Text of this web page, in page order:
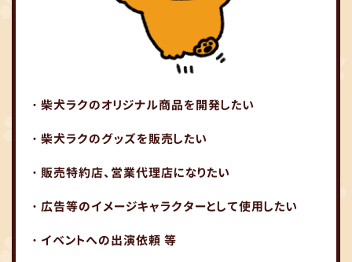
・柴犬ラクのオリジナル商品を開発したい
・柴犬ラクのグッズを販売したい
・販売特約店、営業代理店になりたい
・広告等のイメージキャラクターとして使用したい
・イベントへの出演依頼 等